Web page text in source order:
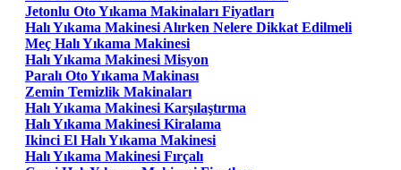
Jetonlu Oto Yıkama Makinaları Fiyatları
Halı Yıkama Makinesi Alırken Nelere Dikkat Edilmeli
Meç Halı Yıkama Makinesi
Halı Yıkama Makinesi Misyon
Paralı Oto Yıkama Makinası
Zemin Temizlik Makinaları
Halı Yıkama Makinesi Karşılaştırma
Halı Yıkama Makinesi Kiralama
Ikinci El Halı Yıkama Makinesi
Halı Yıkama Makinesi Fırçalı